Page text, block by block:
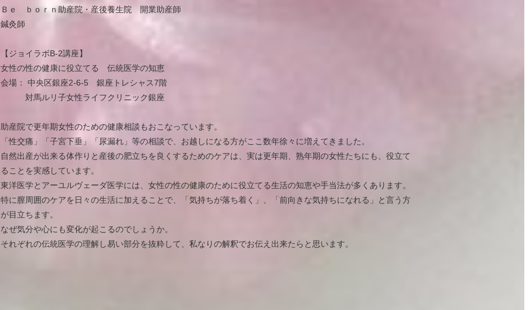
Ｂｅ ｂｏｒｎ助産院・産後養生院 開業助産師
鍼灸師
【ジョイラボB-2講座】
女性の性の健康に役立てる 伝統医学の知恵
会場： 中央区銀座2-6-5 銀座トレシャス7階
対馬ルリ子女性ライフクリニック銀座
助産院で更年期女性のための健康相談もおこなっています。
「性交痛」「子宮下垂」「尿漏れ」等の相談で、お越しになる方がここ数年徐々に増えてきました。
自然出産が出来る体作りと産後の肥立ちを良くするためのケアは、実は更年期、熟年期の女性たちにも、役立て
ることを実感しています。
東洋医学とアーユルヴェーダ医学には、女性の性の健康のために役立てる生活の知恵や手当法が多くあります。
特に膣周囲のケアを日々の生活に加えることで、「気持ちが落ち着く」、「前向きな気持ちになれる」と言う方
が目立ちます。
なぜ気分や心にも変化が起こるのでしょうか。
それぞれの伝統医学の理解し易い部分を抜粋して、私なりの解釈でお伝え出来たらと思います。